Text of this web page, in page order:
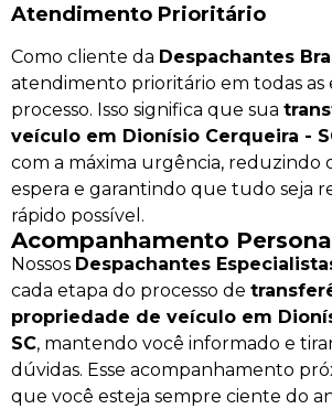
Atendimento Prioritário
Como cliente da Despachantes
atendimento prioritário em todas as
processo. Isso significa que sua
veículo em Dionísio Cerqueira -
com a máxima urgência, reduzindo
espera e garantindo que tudo seja
rápido possível.
Acompanhamento
Nossos Despachantes
cada etapa do processo de
propriedade de veículo em
SC, mantendo você informado e
dúvidas. Esse acompanhamento
que você esteja sempre ciente do